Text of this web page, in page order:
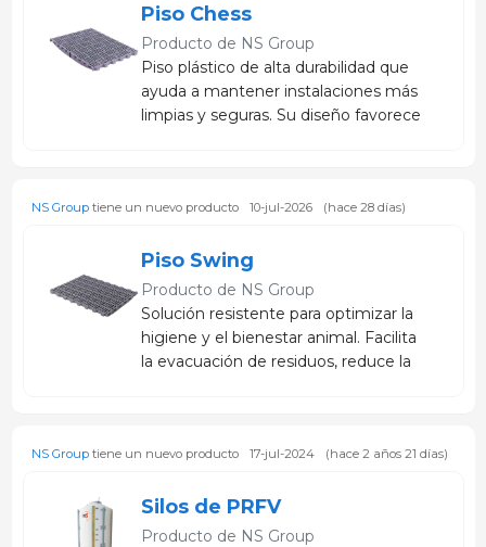
Piso Chess
Producto de NS Group
Piso plástico de alta durabilidad que
ayuda a mantener instalaciones más
limpias y seguras. Su diseño favorece
difícil limpieza.
NS Grouptiene un nuevo producto 10-jul-2026 (hace 28 días)
Piso Swing
Producto de NS Group
Solución resistente para optimizar la
higiene y el bienestar animal. Facilita
la evacuación de residuos, reduce la
NS Grouptiene un nuevo producto 17-jul-2024 (hace 2 años 21 días)
Silos de PRFV
Producto de NS Group